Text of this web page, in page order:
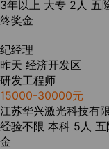
3年以上 大专 2人 五
终奖金
纪经理
昨天 经济开发区
研发工程师
15000-30000元
江苏华兴激光科技有
经验不限 本科 5人 五
金